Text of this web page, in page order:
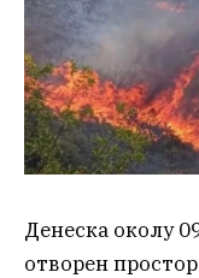
Денеска околу
отворен